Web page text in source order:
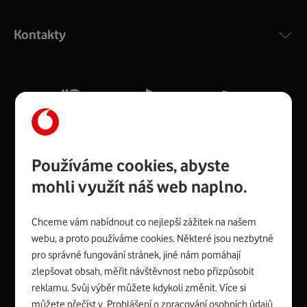
silný signál pro celou domácnost. Kompaktní rozměry 21
Více o COMPAL CH7465VF
Zyxel VMG8623-T50B:
Rozměry modemu jsou 16 x 22 x 7,5 cm (včetně stojánku)
a nabízí 4 gigabitové LAN porty a bezdrátové připojení Wi-
Spojte se s Vodafonem
Kontakty
Používáme cookies, abyste
mohli využít náš web naplno.
Chceme vám nabídnout co nejlepší zážitek na našem
webu, a proto používáme cookies. Některé jsou nezbytné
pro správné fungování stránek, jiné nám pomáhají
zlepšovat obsah, měřit návštěvnost nebo přizpůsobit
reklamu. Svůj výběr můžete kdykoli změnit. Více si
můžete přečíst v Prohlášení o zpracování osobních údajů